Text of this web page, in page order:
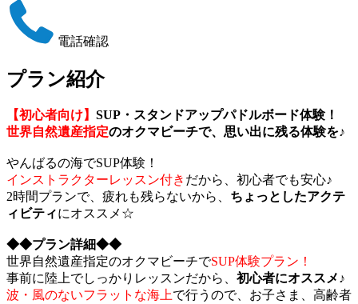
電話確認
プラン紹介
【初心者向け】 SUP・スタンドアップパドルボード体験！
世界自然遺産指定のオクマビーチで、思い出に残る体験を♪
やんばるの海でSUP体験！
インストラクターレッスン付き だから、初心者でも安心♪
2時間プランで、疲れも残らないから、 ちょっとしたアクテ
ィビティにオススメ☆
◆◆プラン詳細◆◆
世界自然遺産指定のオクマビーチでSUP体験プラン！
事前に陸上でしっかりレッスンだから、 初心者にオススメ♪
波・風のないフラットな海上で行うので、お子さま、高齢者